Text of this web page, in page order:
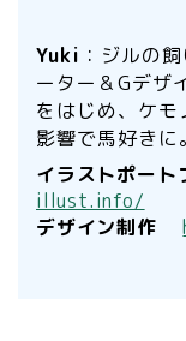
Yuki ：ジルの
ーター＆Gデザ
をはじめ、ケ
影響で馬好きに。
イラストポート
illust.info/
デザイン制作